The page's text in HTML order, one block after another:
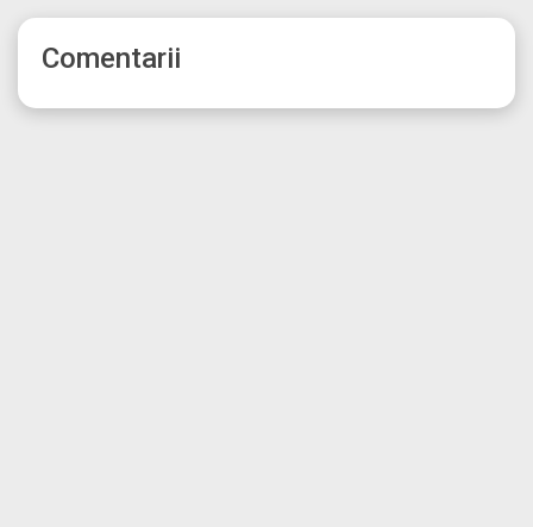
Comentarii